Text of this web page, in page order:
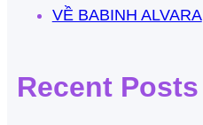
VỀ BABINH ALVARA
Recent Posts